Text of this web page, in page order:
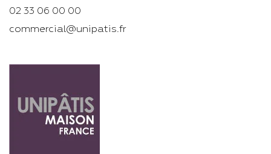
02 33 06 00 00
commercial@unipatis.fr